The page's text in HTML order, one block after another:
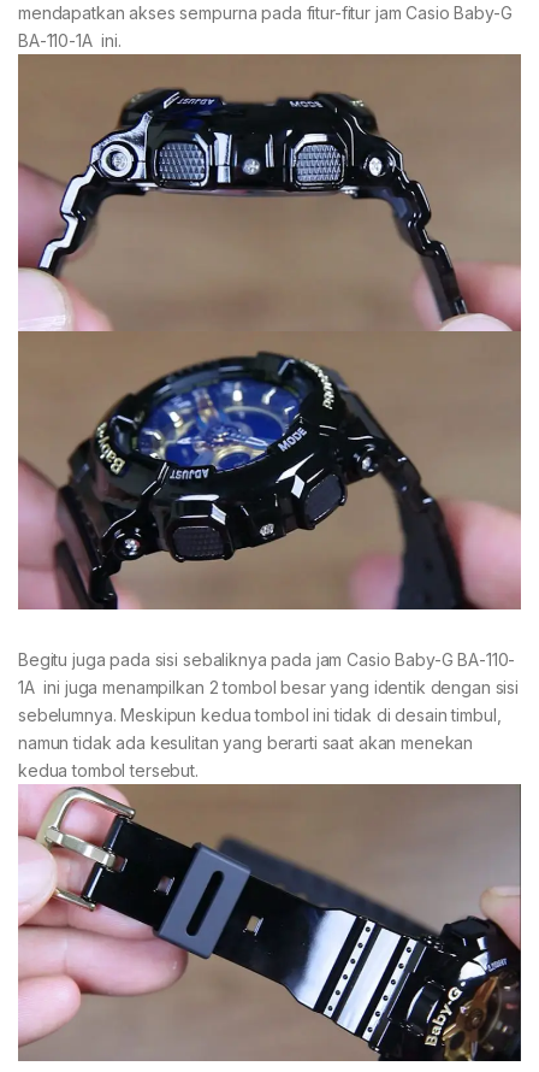
mendapatkan akses sempurna pada fitur-fitur jam Casio Baby-G
BA-110-1A ini.
Begitu juga pada sisi sebaliknya pada jam Casio Baby-G BA-110-
1A ini juga menampilkan 2 tombol besar yang identik dengan sisi
sebelumnya. Meskipun kedua tombol ini tidak di desain timbul,
namun tidak ada kesulitan yang berarti saat akan menekan
kedua tombol tersebut.